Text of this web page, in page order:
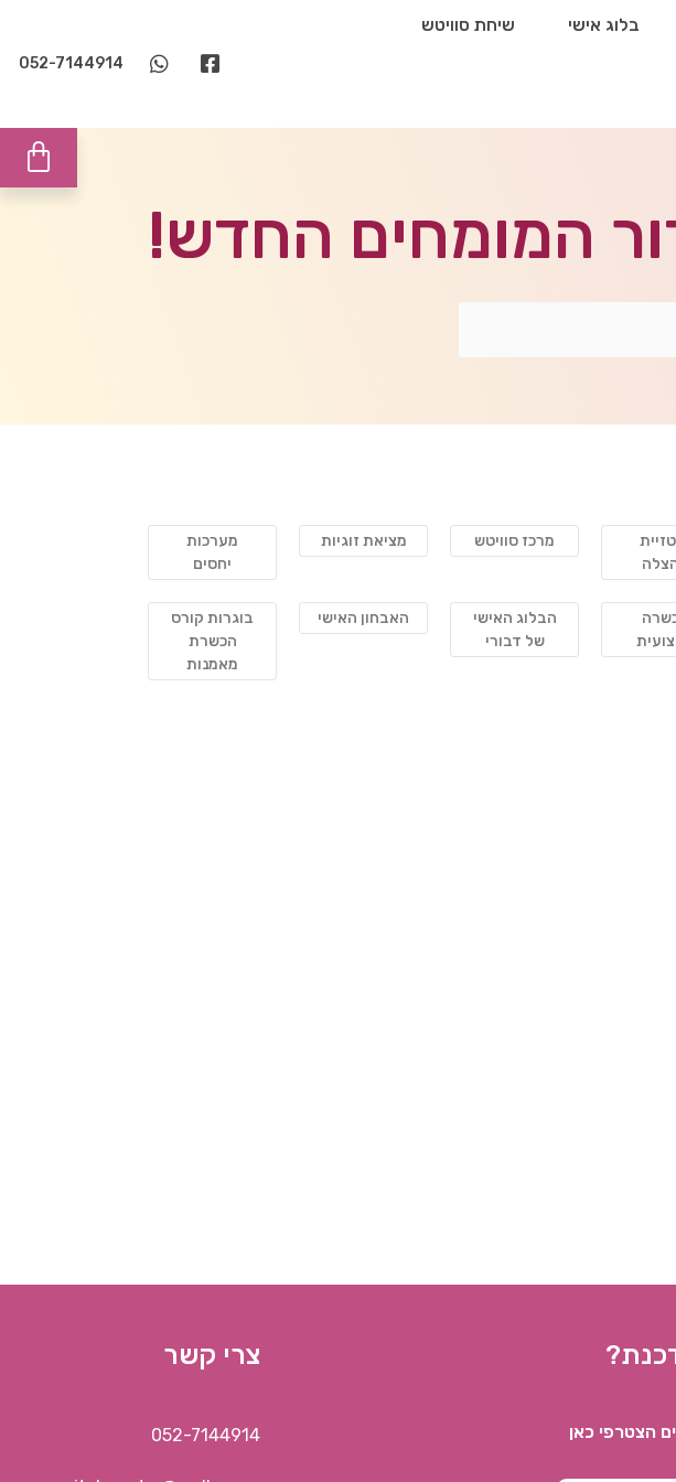
בלוג אישי שיחת סוויטש
052-7144914
המומחים החדש!
מרכז סוויטש מציאת זוגיות
מערכות
יחסים
הבלוג האישי
של דבורי
האבחון האישי
בוגרות קורס
הכשרת
מאמנות
הצטרפי כאן
צרי קשר
052-7144914